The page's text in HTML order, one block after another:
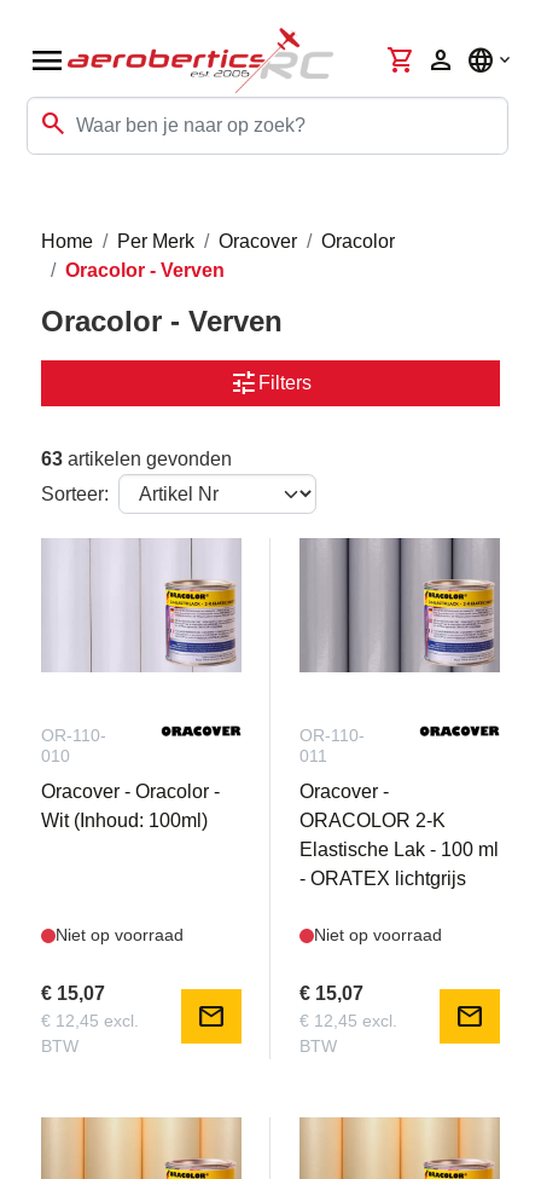
menu
search
shopping_cart person language
Home Per Merk Oracover
Oracolor
Oracolor - Verven
Oracolor - Verven
tune Filters
63 artikelen gevonden
Sorteer:
OR-110-
010
Oracover - Oracolor -
Wit (Inhoud: 100ml)
Niet op voorraad
€ 15,07
€ 12,45 excl.
BTW
mail
OR-110-
011
Oracover -
ORACOLOR 2-K
Elastische Lak - 100 ml
- ORATEX lichtgrijs
Niet op voorraad
€ 15,07
€ 12,45 excl.
BTW
mail